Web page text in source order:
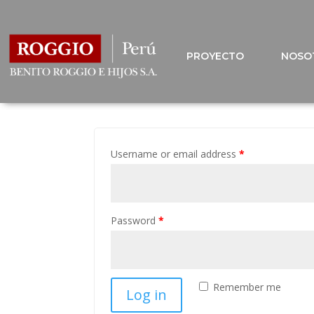
PROYECTO
PROYECTO
Mi cuenta
Username or email address*
Password*
Remember me
Log in